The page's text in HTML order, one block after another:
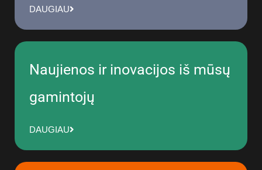
DAUGIAU
Naujienos ir inovacijos iš mūsų
gamintojų
DAUGIAU